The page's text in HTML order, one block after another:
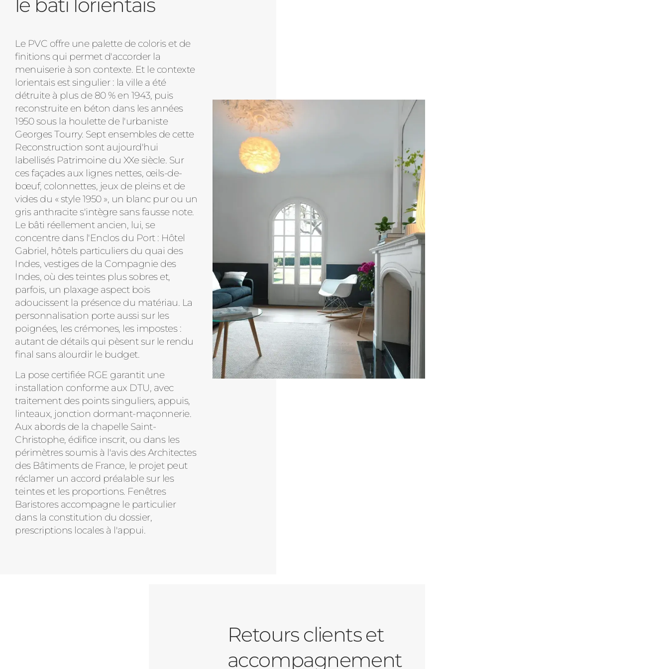
Le PVC offre une palette de coloris et de
finitions qui permet d'accorder la
menuiserie à son contexte. Et le contexte
lorientais est singulier : la ville a été
détruite à plus de 80 % en 1943, puis
reconstruite en béton dans les années
1950 sous la houlette de l'urbaniste
Georges Tourry. Sept ensembles de cette
Reconstruction sont aujourd'hui
labellisés Patrimoine du XXe siècle. Sur
ces façades aux lignes nettes, œils-de-
bœuf, colonnettes, jeux de pleins et de
vides du « style 1950 », un blanc pur ou un
gris anthracite s'intègre sans fausse note.
Le bâti réellement ancien, lui, se
concentre dans l'Enclos du Port : Hôtel
Gabriel, hôtels particuliers du quai des
Indes, vestiges de la Compagnie des
Indes, où des teintes plus sobres et,
parfois, un plaxage aspect bois
adoucissent la présence du matériau. La
personnalisation porte aussi sur les
poignées, les crémones, les impostes :
autant de détails qui pèsent sur le rendu
final sans alourdir le budget.
La pose certifiée RGE garantit une
installation conforme aux DTU, avec
traitement des points singuliers, appuis,
linteaux, jonction dormant-maçonnerie.
Aux abords de la chapelle Saint-
Christophe, édifice inscrit, ou dans les
périmètres soumis à l'avis des Architectes
des Bâtiments de France, le projet peut
réclamer un accord préalable sur les
teintes et les proportions. Fenêtres
Baristores accompagne le particulier
dans la constitution du dossier,
prescriptions locales à l'appui.
Retours clients et
accompagnement